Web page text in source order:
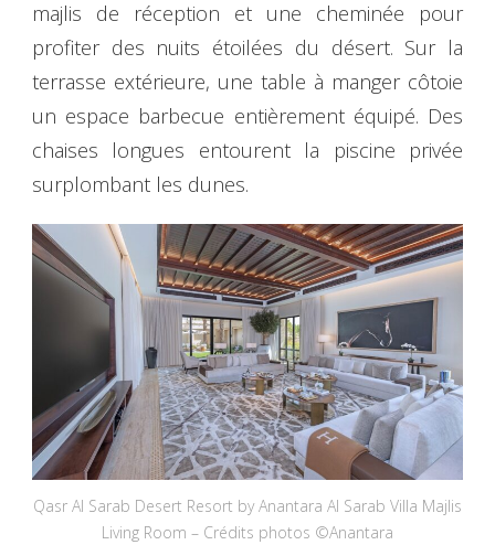
majlis de réception et une cheminée pour
profiter des nuits étoilées du désert. Sur la
terrasse extérieure, une table à manger côtoie
un espace barbecue entièrement équipé. Des
chaises longues entourent la piscine privée
surplombant les dunes.
Qasr Al Sarab Desert Resort by Anantara Al Sarab Villa Majlis
Living Room – Crédits photos ©Anantara